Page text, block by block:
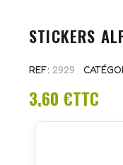
STICKERS
REF 2929
3,60 €TTC